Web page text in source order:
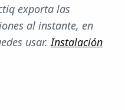
exporta las
al instante, en
usar. Instalación